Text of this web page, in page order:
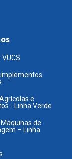
e
- Linha Verde
de
– Linha